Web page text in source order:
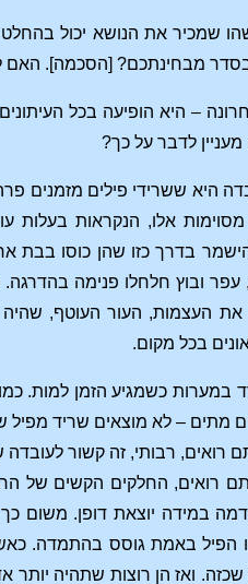
שמכיר את הנושא יכול
בסדר מבחינתכם? [הסכמה].
– היא הופיעה בכל
לדבר על כך?
היא ששרידי פילים
אלו, הנקראות
בדרך כזו שהן כוסו
ובוץ חלחלו פנימה
העצמות, העור העוטף,
בכל מקום.
במערות כשמגיע הזמן למות.
מתים – לא מוצאים שריד
רבותי, זה קשור
רואים, החלקים הקשים של
במידה יוצאת דופן. משום
הפיל באמת גוסס בהתמדה.
ואז הן רוצות שתהיה